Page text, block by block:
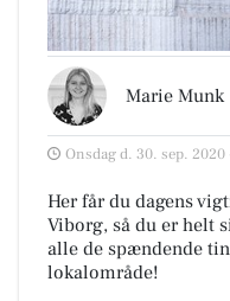
Marie Munk
Onsdag d. 30. sep.
Her får du dagens
Viborg, så du er helt
alle de spændende
lokalområde!